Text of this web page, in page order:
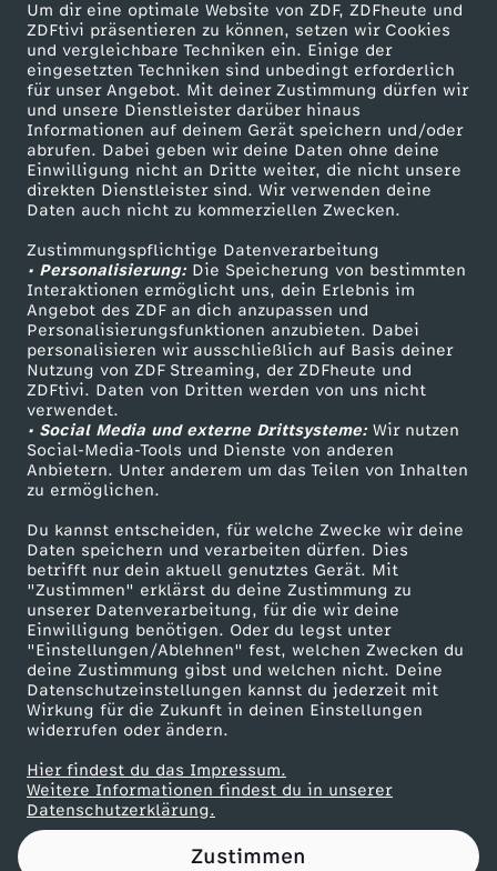
Um dir eine optimale Website von ZDF, ZDFheute und
ZDFtivi präsentieren zu können, setzen wir Cookies
und vergleichbare Techniken ein. Einige der
eingesetzten Techniken sind unbedingt erforderlich
für unser Angebot. Mit deiner Zustimmung dürfen wir
und unsere Dienstleister darüber hinaus
Informationen auf deinem Gerät speichern und/oder
abrufen. Dabei geben wir deine Daten ohne deine
Einwilligung nicht an Dritte weiter, die nicht unsere
direkten Dienstleister sind. Wir verwenden deine
Daten auch nicht zu kommerziellen Zwecken.
Zustimmungspflichtige Datenverarbeitung
• Personalisierung:Die Speicherung von bestimmten
Interaktionen ermöglicht uns, dein Erlebnis im
Angebot des ZDF an dich anzupassen und
Personalisierungsfunktionen anzubieten. Dabei
personalisieren wir ausschließlich auf Basis deiner
Nutzung von ZDF Streaming, der ZDFheute und
ZDFtivi. Daten von Dritten werden von uns nicht
verwendet.
• Social Media und externe Drittsysteme:Wir nutzen
Social-Media-Tools und Dienste von anderen
Anbietern. Unter anderem um das Teilen von Inhalten
zu ermöglichen.
Du kannst entscheiden, für welche Zwecke wir deine
Daten speichern und verarbeiten dürfen. Dies
betrifft nur dein aktuell genutztes Gerät. Mit
"Zustimmen" erklärst du deine Zustimmung zu
unserer Datenverarbeitung, für die wir deine
Einwilligung benötigen. Oder du legst unter
"Einstellungen/Ablehnen" fest, welchen Zwecken du
deine Zustimmung gibst und welchen nicht. Deine
Datenschutzeinstellungen kannst du jederzeit mit
Wirkung für die Zukunft in deinen Einstellungen
widerrufen oder ändern.
Hier findest du das Impressum.
Weitere Informationen findest du in unserer
Datenschutzerklärung.
Zustimmen
b
a
t
t
e
z
u
E
U
-
L
u
f
t
r
a
Mehr ZDF
ZDF-Apps
Smart TV
ZDFtext
Livestreams
Sendungen A-Z
TV-Programm
Service
ZDFmitreden
Kontakt zum ZDF
Tickets
Zuschauerservice
Hilfe
ZDF Unternehmen
Karriere
ZDF goes Schule
Werbefernsehen
Mainzelmännchen
Partner